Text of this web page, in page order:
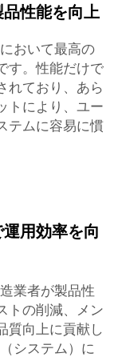
性能を向上
おいて最高の
す。性能だけで
れており、あら
トにより、ユー
テムに容易に慣
用効率を向
業者が製品性
トの削減、メン
質向上に貢献し
システム）に